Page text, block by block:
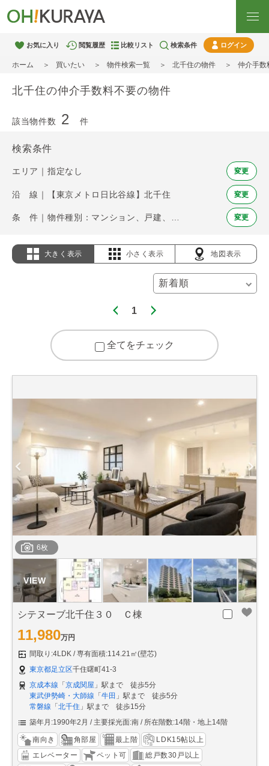
お気に入り 閲覧履歴 比較リスト 検索条件 ログイン
ホーム 買いたい 物件検索一覧 北千住の物件 仲介手数
北千住の仲介手数料不要の物件
該当物件数 2 件
検索条件
エリア｜指定なし 変更
沿 線｜【東京メトロ日比谷線】北千住 変更
変更
大きく表示 小さく表示 地図表示
1
全てをチェック
6枚
シテヌーブ北千住３０ Ｃ棟
11,980万円
間取り:4LDK
専有面積:114.21㎡(壁芯)
東京都足立区千住曙町41-3
京成本線 「 京成関屋 」駅まで 徒歩5分
東武伊勢崎・大師線 「 牛田 」駅まで 徒歩5分
常磐線 「 北千住 」駅まで 徒歩15分
築年月:1990年2月
主要採光面:南 所在階数:14階・地上14階
南向き 角部屋 最上階
LDK15帖以上
エレベーター
ペット可
総戸数30戸以上